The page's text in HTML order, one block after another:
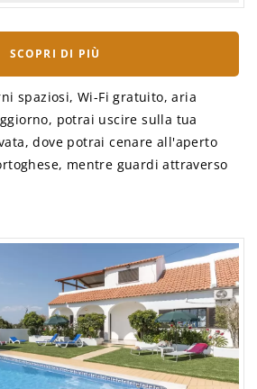
SCOPRI DI PIÙ
spaziosi, Wi-Fi gratuito, aria
potrai uscire sulla tua
dove potrai cenare all'aperto
mentre guardi attraverso